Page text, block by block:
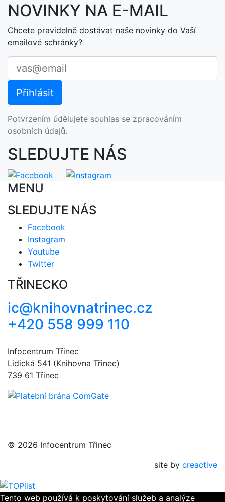
NOVINKY NA E-MAIL
Chcete pravidelně dostávat naše novinky do Vaší
emailové schránky?
Potvrzením údělujete souhlas se zpracováním
osobních údajů.
SLEDUJTE NÁS
MENU
SLEDUJTE NÁS
Facebook
Instagram
Youtube
Twitter
TŘINECKO
ic@knihovnatrinec.cz
+420 558 999 110
Infocentrum Třinec
Lidická 541 (Knihovna Třinec)
739 61 Třinec
© 2026 Infocentrum Třinec
site by creactive
Tento web používá k poskytování služeb a analýze